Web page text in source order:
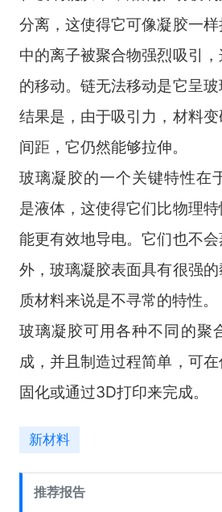
分离，这使得它可像凝胶一
中的离子被聚合物强烈吸引
的移动。链无法移动是它呈
结果是，由于吸引力，材料
间距，它仍然能够拉伸。
玻璃凝胶的一个关键特性在
是液体，这使得它们比物理
能更有效地导电。它们也不
外，玻璃凝胶表面具有很强
质材料来说是不寻常的特性。
玻璃凝胶可用各种不同的聚
成，并且制造过程简单，可
固化或通过3D打印来完成。
新材料
推荐报告